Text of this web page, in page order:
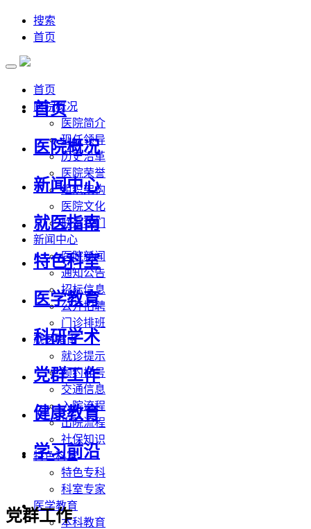
搜索
首页
首页
医院概况
医院简介
现任领导
历史沿革
医院荣誉
组织架构
医院文化
联系我们
新闻中心
医院新闻
通知公告
招标信息
公开招聘
门诊排班
就医指南
就诊提示
预约挂号
交通信息
入院流程
出院流程
社保知识
特色科室
特色专科
科室专家
医学教育
本科教育
首页
医院概况
新闻中心
就医指南
特色科室
医学教育
科研学术
党群工作
健康教育
学习前沿
党群工作